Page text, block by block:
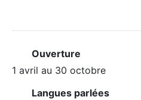
Ouverture
1 avril au 30 octobre
Langues parlées